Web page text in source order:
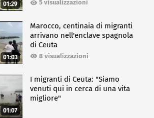
01:29 5 visualizzazioni
01:03
Marocco, centinaia di migranti
arrivano nell'enclave spagnola
di Ceuta
8 visualizzazioni
01:07
I migranti di Ceuta: "Siamo
venuti qui in cerca di una vita
migliore"